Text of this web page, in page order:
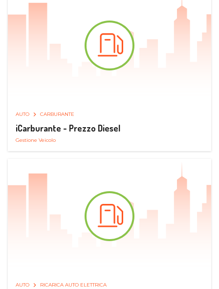
AUTO CARBURANTE
iCarburante - Prezzo Diesel
Gestione Veicolo
AUTO RICARICA AUTO ELETTRICA